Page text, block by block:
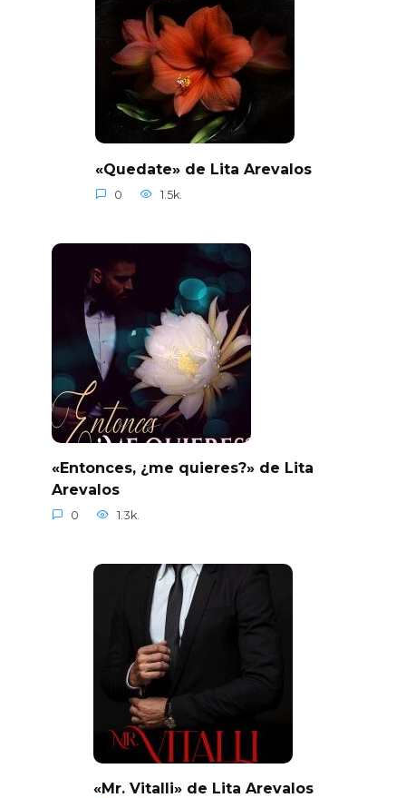
«Quedate» de Lita Arevalos
0 1.5k.
«Entonces, ¿me quieres?» de Lita
Arevalos
0 1.3k.
«Mr. Vitalli» de Lita Arevalos